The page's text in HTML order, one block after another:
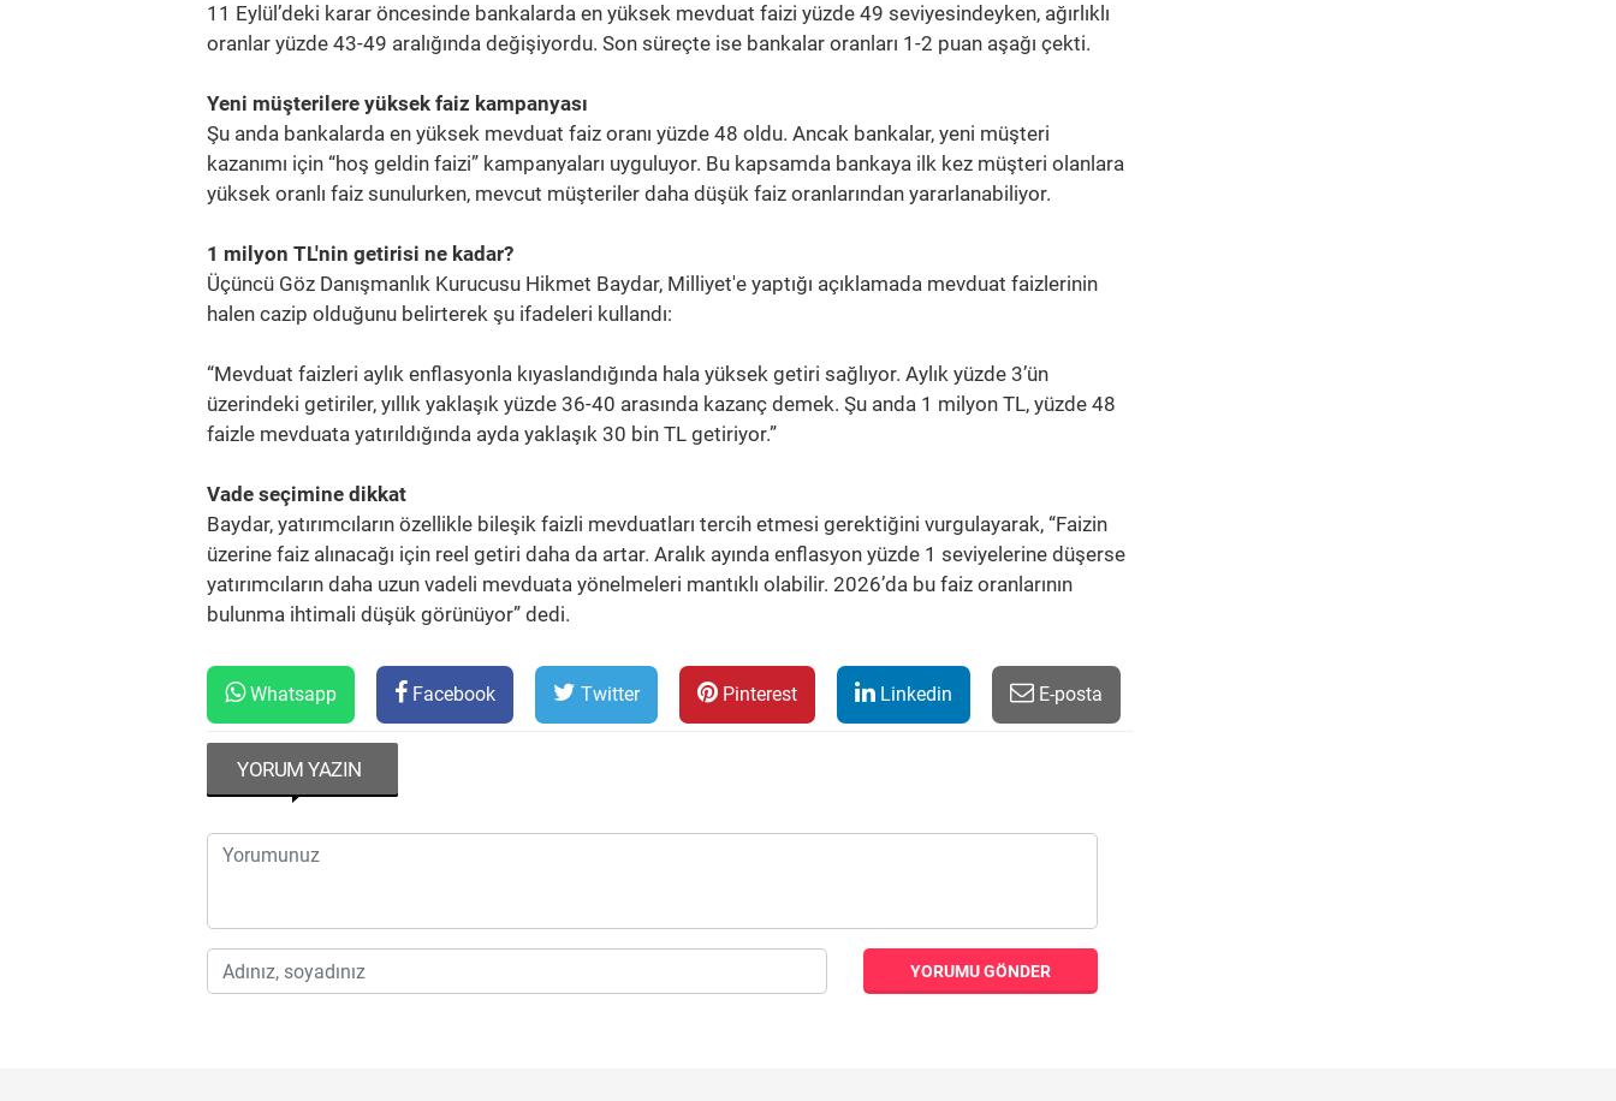
11 Eylül’deki karar öncesinde bankalarda en yüksek mevduat faizi yüzde 49 seviyesindeyken, ağırlıklı
oranlar yüzde 43-49 aralığında değişiyordu. Son süreçte ise bankalar oranları 1-2 puan aşağı çekti.
Yeni müşterilere yüksek faiz kampanyası
Şu anda bankalarda en yüksek mevduat faiz oranı yüzde 48 oldu. Ancak bankalar, yeni müşteri
kazanımı için “hoş geldin faizi” kampanyaları uyguluyor. Bu kapsamda bankaya ilk kez müşteri olanlara
yüksek oranlı faiz sunulurken, mevcut müşteriler daha düşük faiz oranlarından yararlanabiliyor.
1 milyon TL'nin getirisi ne kadar?
Üçüncü Göz Danışmanlık Kurucusu Hikmet Baydar, Milliyet'e yaptığı açıklamada mevduat faizlerinin
halen cazip olduğunu belirterek şu ifadeleri kullandı:
“Mevduat faizleri aylık enflasyonla kıyaslandığında hala yüksek getiri sağlıyor. Aylık yüzde 3’ün
üzerindeki getiriler, yıllık yaklaşık yüzde 36-40 arasında kazanç demek. Şu anda 1 milyon TL, yüzde 48
faizle mevduata yatırıldığında ayda yaklaşık 30 bin TL getiriyor.”
Vade seçimine dikkat
Baydar, yatırımcıların özellikle bileşik faizli mevduatları tercih etmesi gerektiğini vurgulayarak, “Faizin
üzerine faiz alınacağı için reel getiri daha da artar. Aralık ayında enflasyon yüzde 1 seviyelerine düşerse
yatırımcıların daha uzun vadeli mevduata yönelmeleri mantıklı olabilir. 2026’da bu faiz oranlarının
bulunma ihtimali düşük görünüyor” dedi.
Whatsapp Facebook Twitter Pinterest Linkedin E-posta
YORUM YAZIN
YORUMU GÖNDER